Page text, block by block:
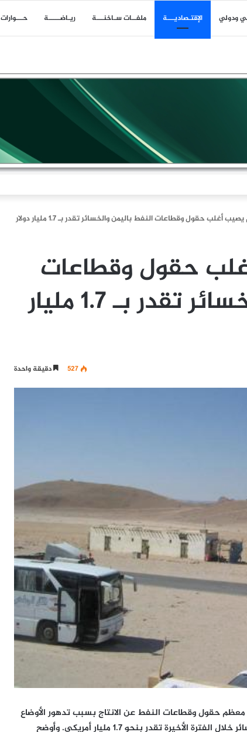
ودولي اﻹقتـصاديـــة ملفــات سـاخنـــة ريـاضـــــة حـــوارات
لم تكن إيران البادئة بالحرب وقد أحبط تلاحم الشعب حسابات العدو
أغلب حقول وقطاعات النفط باليمن والخسائر تقدر بـ 1.7 مليار دولار
حقول وقطاعات
النفط باليمن والخسائر تقدر بـ 1.7 مليار
527 دقيقة واحدة
حقول وقطاعات النفط عن الانتاج بسبب تدهور الأوضاع
الأمنية في البلاد ما كبد الاقتصاد الوطني خسائر خلال الفترة الأخيرة تقدر بنحو 1.7 مليار أمريكي. وأوضح